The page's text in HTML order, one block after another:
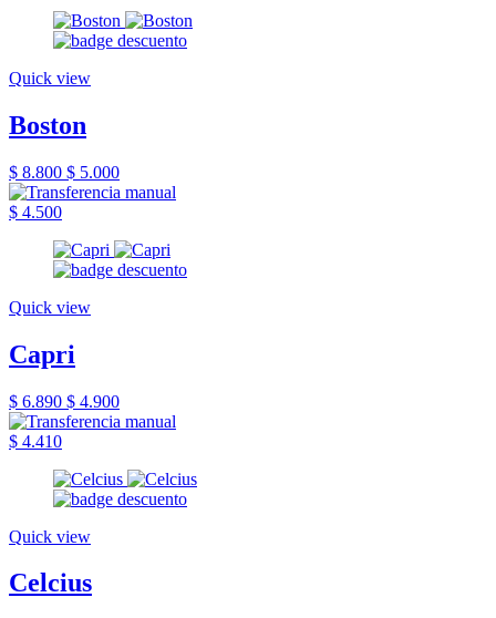
Quick view
Boston
$ 8.800 $ 5.000
$ 4.500
Quick view
Capri
$ 6.890 $ 4.900
$ 4.410
Quick view
Celcius